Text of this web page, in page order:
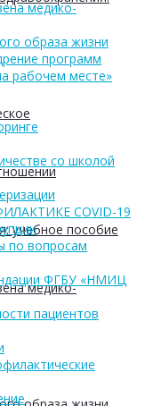
учебное пособие
медико-
медико-
образа жизни
программ
рабочем месте»
со школой
COVID-19
по вопросам
ФГБУ «НМИЦ
пациентов